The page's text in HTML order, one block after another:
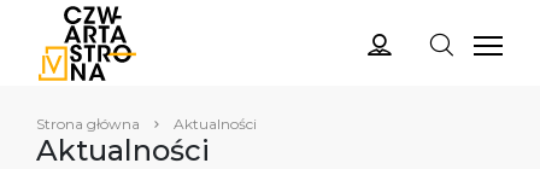
Strona główna Aktualności
Aktualności